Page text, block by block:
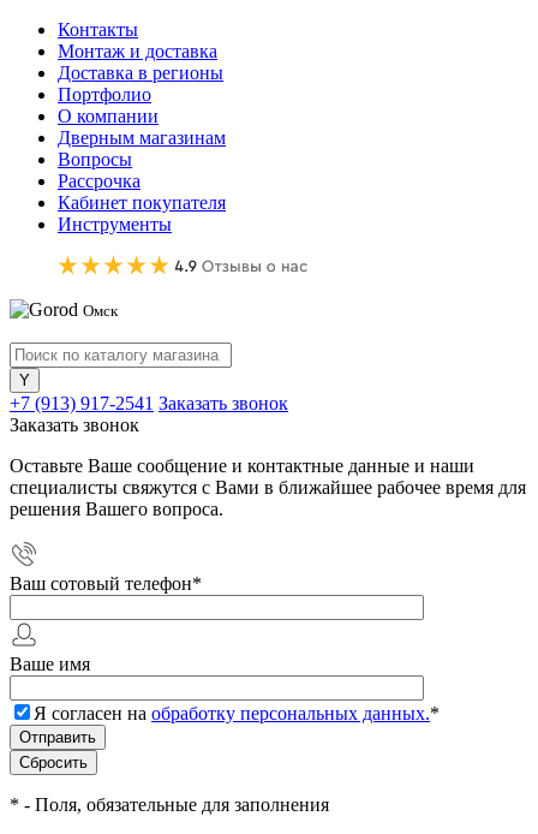
Контакты
Монтаж и доставка
Доставка в регионы
Портфолио
О компании
Дверным магазинам
Вопросы
Рассрочка
Кабинет покупателя
Инструменты
Омск
+7 (913) 917-2541 Заказать звонок
Заказать звонок
Оставьте Ваше сообщение и контактные данные и наши
специалисты свяжутся с Вами в ближайшее рабочее время для
решения Вашего вопроса.
Ваш сотовый телефон*
Ваше имя
Я согласен на обработку персональных данных.*
* - Поля, обязательные для заполнения